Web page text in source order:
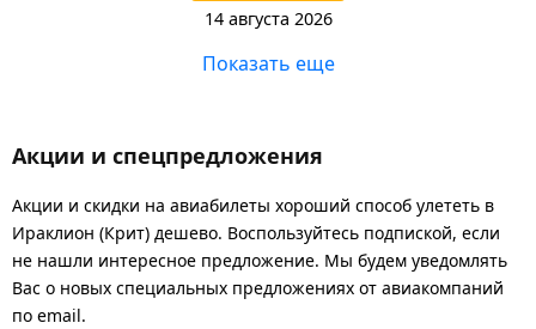
14 августа 2026
Показать еще
Акции и спецпредложения
Акции и скидки на авиабилеты хороший способ улететь в
Ираклион (Крит) дешево. Воспользуйтесь подпиской, если
не нашли интересное предложение. Мы будем уведомлять
Вас о новых специальных предложениях от авиакомпаний
по email.